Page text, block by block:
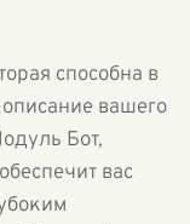
способна в
вашего
Бот,
вас